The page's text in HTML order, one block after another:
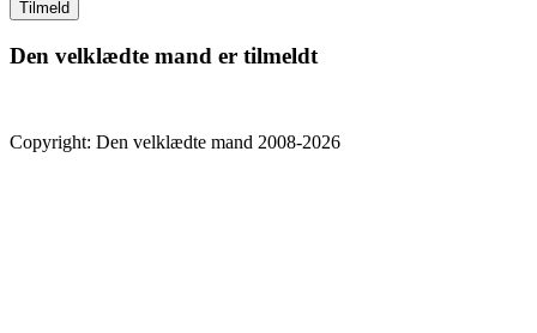
Den velklædte mand er tilmeldt
Copyright: Den velklædte mand 2008-2026